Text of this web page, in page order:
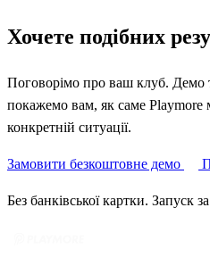
Хочете подібних
Поговорімо про ваш клуб.
покажемо вам, як саме
конкретній ситуації.
Замовити безкоштовне демо
Без банківської картки. Запуск